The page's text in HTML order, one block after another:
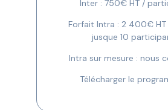
Inter : 750€ HT /
Forfait Intra : 2 400€
jusque 10
Intra sur mesure : nous
Télécharger le